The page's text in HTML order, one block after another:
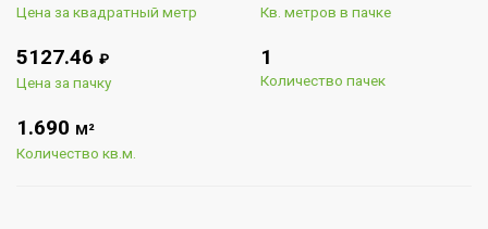
Цена за квадратный метр Кв. метров в пачке
5127.46 ₽
Цена за пачку
1
Количество пачек
1.690 М²
Количество кв.м.